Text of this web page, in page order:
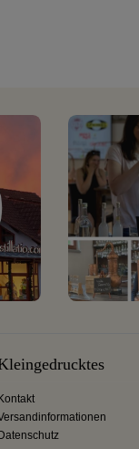
Kontakt
Datenschutz